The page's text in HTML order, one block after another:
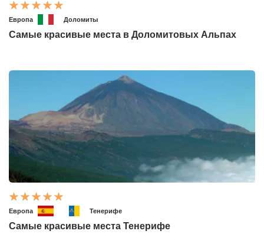
Европа Доломиты
Самые красивые места в Доломитовых Альпах
Европа Тенерифе
Самые красивые места Тенерифе